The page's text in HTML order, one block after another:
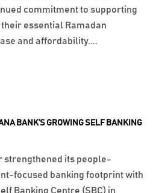
BANK’S GROWING SELF BANKING
strengthened its people-
focused banking footprint with
Banking Centre (SBC) in
commitment to supporting
essential Ramadan
and affordability....